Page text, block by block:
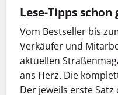
Lese-Tipps schon
Vom Bestseller bis
Verkäufer und
aktuellen
ans Herz. Die
Der jeweils erste